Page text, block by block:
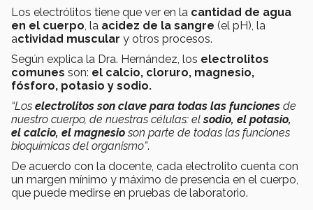
Los electrólitos tiene que ver en la cantidad de agua
en el cuerpo, la acidez de la sangre (el pH), la
actividad muscular y otros procesos.
Según explica la Dra. Hernández, los electrolitos
comunes son: el calcio, cloruro, magnesio,
fósforo, potasio y sodio.
“Los electrolitos son clave para todas las funciones de
nuestro cuerpo, de nuestras células: elsodio, el potasio,
el calcio, el magnesioson parte de todas las funciones
bioquímicas del organismo”.
De acuerdo con la docente, cada electrolito cuenta con
un margen mínimo y máximo de presencia en el cuerpo,
que puede medirse en pruebas de laboratorio.